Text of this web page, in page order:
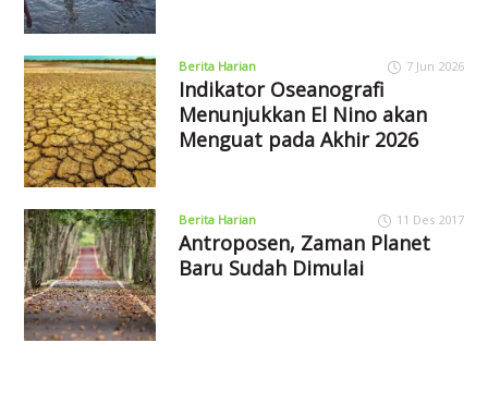
Berita Harian 7 Jun 2026
Indikator Oseanografi
Menunjukkan El Nino akan
Menguat pada Akhir 2026
Berita Harian 11 Des 2017
Antroposen, Zaman Planet
Baru Sudah Dimulai